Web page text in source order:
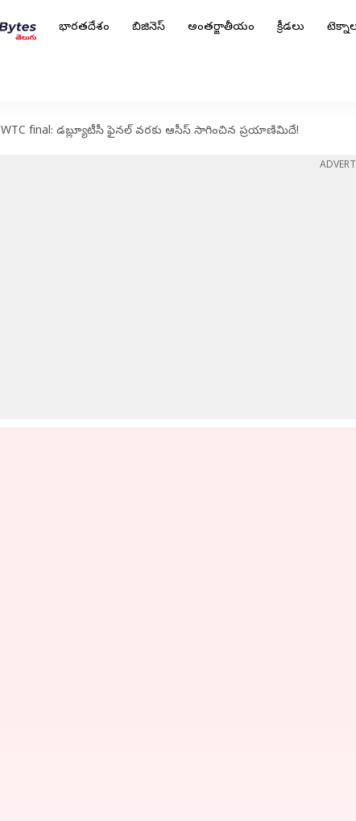
భారతదేశం బిజినెస్ అంతర్జాతీయం క్రీడలు
WTC final: డబ్ల్యూటీసీ ఫైనల్‌ వరకు ఆసీస్‌ సాగించిన ప్రయాణిమిదే!